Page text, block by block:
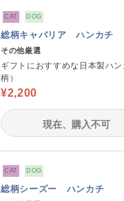
CAT DOG
総柄キャバリア ハンカチ
その他厳選
ギフトにおすすめな日本製ハ
柄）
¥2,200
現在、購入不可
CAT DOG
総柄シーズー ハンカチ